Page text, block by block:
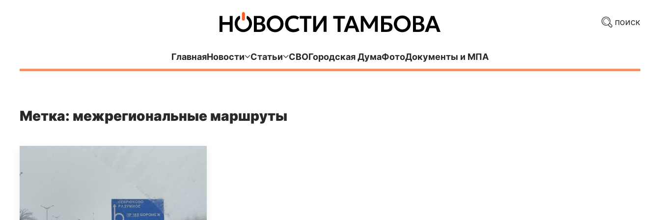
поиск
ГлавнаяНовости Статьи СВОГородская ДумаФотоДокументы и МПА
Метка: межрегиональные маршруты